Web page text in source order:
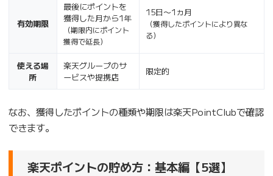
有効期限
最後にポイントを
獲得した月から1年
（期限内にポイント
獲得で延長）
15日〜1ヵ月
（獲得したポイントにより異な
る）
使える場
所
楽天グループのサ
ービスや提携店
限定的
なお、獲得したポイントの種類や期限は楽天PointClubで確認
できます。
楽天ポイントの貯め方：基本編【5選】